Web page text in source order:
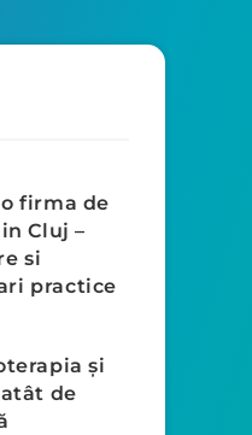
firma de
Cluj –
si
practice
și
de